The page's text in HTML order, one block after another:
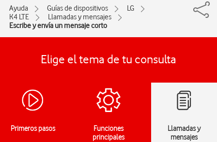
Ayuda Guías de dispositivos
LG
K4 LTE
Llamadas y mensajes
Escribe y envía un mensaje corto
Elige el tema de tu consulta
Primeros pasos
Funciones
principales
Llamadas y
mensajes